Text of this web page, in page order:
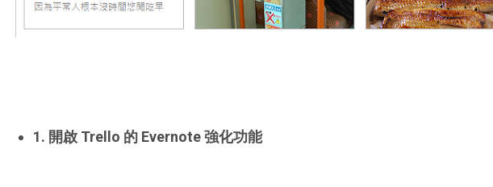
1. 開啟 Trello 的 Evernote強化功能